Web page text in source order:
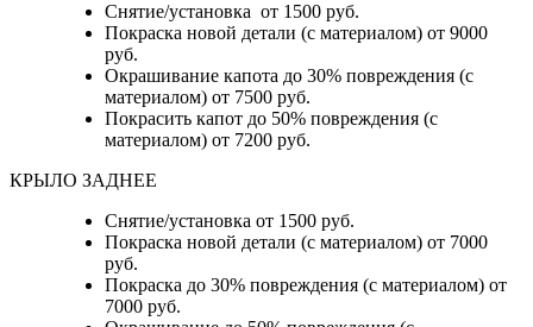
Снятие/установка от 1500 руб.
Покраска новой детали (с материалом) от 9000
руб.
Окрашивание капота до 30% повреждения (с
материалом) от 7500 руб.
Покрасить капот до 50% повреждения (с
материалом) от 7200 руб.
КРЫЛО ЗАДНЕЕ
Снятие/установка от 1500 руб.
Покраска новой детали (с материалом) от 7000
руб.
Покраска до 30% повреждения (с материалом) от
7000 руб.